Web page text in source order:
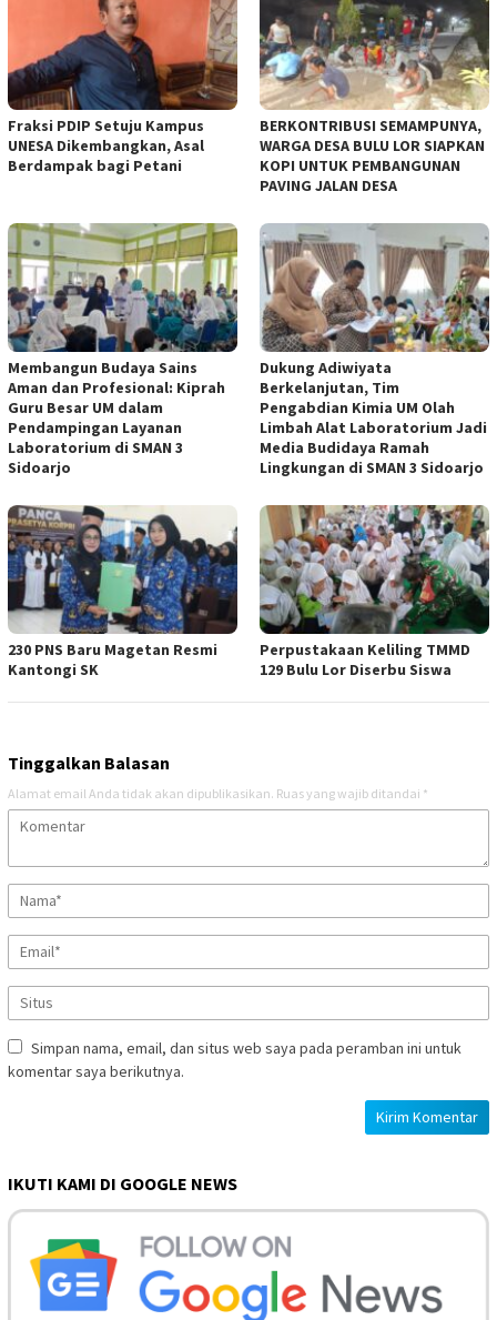
Fraksi PDIP Setuju Kampus
UNESA Dikembangkan, Asal
Berdampak bagi Petani
BERKONTRIBUSI SEMAMPUNYA,
WARGA DESA BULU LOR SIAPKAN
KOPI UNTUK PEMBANGUNAN
PAVING JALAN DESA
Membangun Budaya Sains
Aman dan Profesional: Kiprah
Guru Besar UM dalam
Pendampingan Layanan
Laboratorium di SMAN 3
Sidoarjo
Dukung Adiwiyata
Berkelanjutan, Tim
Pengabdian Kimia UM Olah
Limbah Alat Laboratorium Jadi
Media Budidaya Ramah
Lingkungan di SMAN 3 Sidoarjo
230 PNS Baru Magetan Resmi
Kantongi SK
Perpustakaan Keliling TMMD
129 Bulu Lor Diserbu Siswa
Tinggalkan Balasan
Alamat email Anda tidak akan dipublikasikan. Ruas yang wajib ditandai *
Simpan nama, email, dan situs web saya pada peramban ini untuk
komentar saya berikutnya.
IKUTI KAMI DI GOOGLE NEWS